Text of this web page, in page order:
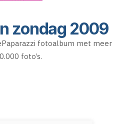
zondag 2009
fotoalbum met meer
foto’s.